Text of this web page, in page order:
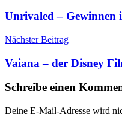
Unrivaled – Gewinnen
Nächster Beitrag
Vaiana – der Disney
Schreibe einen
Deine E-Mail-Adresse wird